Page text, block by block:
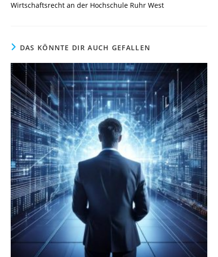
Wirtschaftsrecht an der Hochschule Ruhr West
DAS KÖNNTE DIR AUCH GEFALLEN